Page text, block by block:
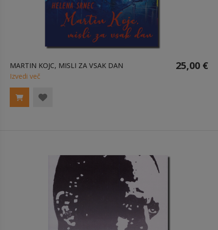
MARTIN KOJC, MISLI ZA VSAK DAN 25,00 €
Izvedi več